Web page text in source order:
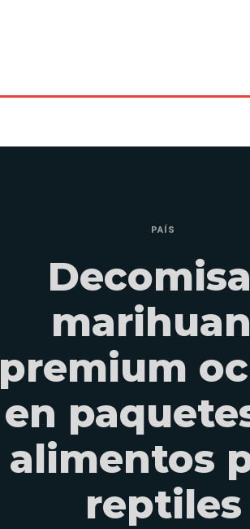
PAÍS
premium
en
alimentos
reptiles